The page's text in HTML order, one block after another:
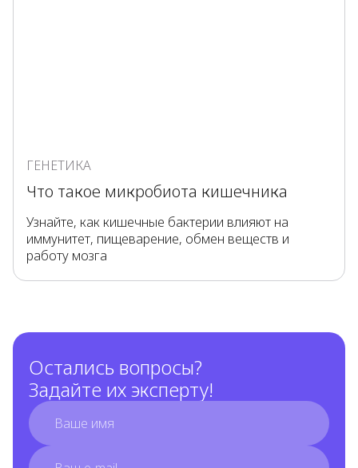
ГЕНЕТИКА
Что такое микробиота кишечника
Узнайте, как кишечные бактерии влияют на
иммунитет, пищеварение, обмен веществ и
работу мозга
Остались вопросы?
Задайте их эксперту!
full_name
email